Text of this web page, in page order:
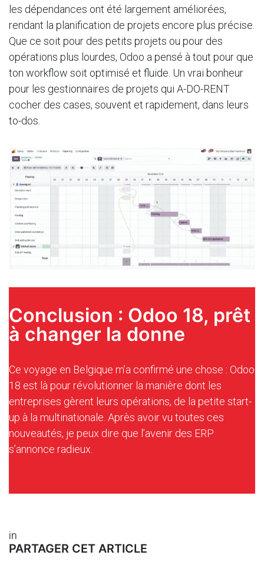
les dépendances ont été largement améliorées,
rendant la planification de projets encore plus précise.
Que ce soit pour des petits projets ou pour des
opérations plus lourdes, Odoo a pensé à tout pour que
ton workflow soit optimisé et fluide. Un vrai bonheur
pour les gestionnaires de projets qui A-DO-RENT
cocher des cases, souvent et rapidement, dans leurs
to-dos.
Conclusion : Odoo 18, prêt
à changer la donne
Ce voyage en Belgique m’a confirmé une chose : Odoo
18 est là pour révolutionner la manière dont les
entreprises gèrent leurs opérations, de la petite start-
up à la multinationale. Après avoir vu toutes ces
nouveautés, je peux dire que l’avenir des ERP
s’annonce radieux.
in
PARTAGER CET ARTICLE